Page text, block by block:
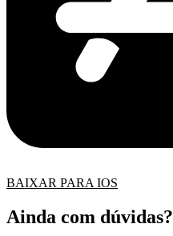
BAIXAR PARA IOS
Ainda com dúvidas?